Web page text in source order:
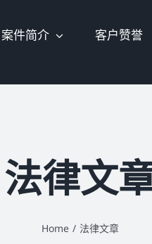
案件简介 客户赞誉
法律文
Home / 法律文章